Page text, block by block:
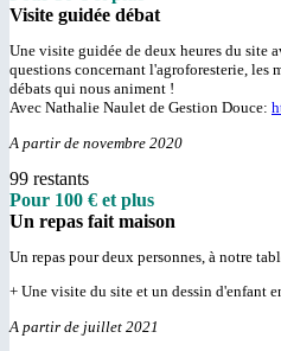
Visite guidée débat
Une visite guidée de deux heures du site
questions concernant l'agroforesterie, les
débats qui nous animent !
Avec Nathalie Naulet de Gestion Douce:
A partir de novembre 2020
99 restants
Pour 100 € et plus
Un repas fait maison
Un repas pour deux personnes, à notre
+ Une visite du site et un dessin d'enfant
A partir de juillet 2021